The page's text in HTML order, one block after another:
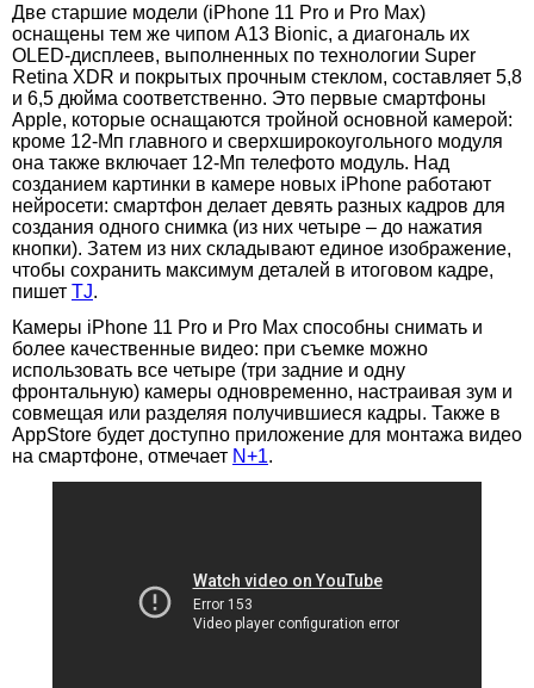
Две старшие модели (iPhone 11 Pro и Pro Max)
оснащены тем же чипом A13 Bionic, а диагональ их
OLED-дисплеев, выполненных по технологии Super
Retina XDR и покрытых прочным стеклом, составляет 5,8
и 6,5 дюйма соответственно. Это первые смартфоны
Apple, которые оснащаются тройной основной камерой:
кроме 12-Мп главного и сверхширокоугольного модуля
она также включает 12-Мп телефото модуль. Над
созданием картинки в камере новых iPhone работают
нейросети: смартфон делает девять разных кадров для
создания одного снимка (из них четыре – до нажатия
кнопки). Затем из них складывают единое изображение,
чтобы сохранить максимум деталей в итоговом кадре,
пишет TJ.
Камеры iPhone 11 Pro и Pro Max способны снимать и
более качественные видео: при съемке можно
использовать все четыре (три задние и одну
фронтальную) камеры одновременно, настраивая зум и
совмещая или разделяя получившиеся кадры. Также в
AppStore будет доступно приложение для монтажа видео
на смартфоне, отмечает N+1.